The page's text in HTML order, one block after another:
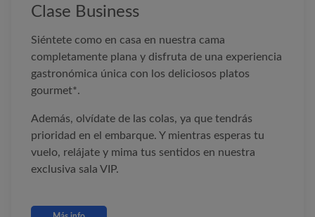
Clase Business
Siéntete como en casa en nuestra cama
completamente plana y disfruta de una experiencia
gastronómica única con los deliciosos platos
gourmet*.
Además, olvídate de las colas, ya que tendrás
prioridad en el embarque. Y mientras esperas tu
vuelo, relájate y mima tus sentidos en nuestra
exclusiva sala VIP.